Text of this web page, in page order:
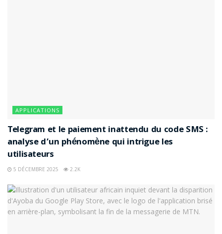
APPLICATIONS
Telegram et le paiement inattendu du code SMS :
analyse d’un phénomène qui intrigue les
utilisateurs
5 DÉCEMBRE 2025 2.2K